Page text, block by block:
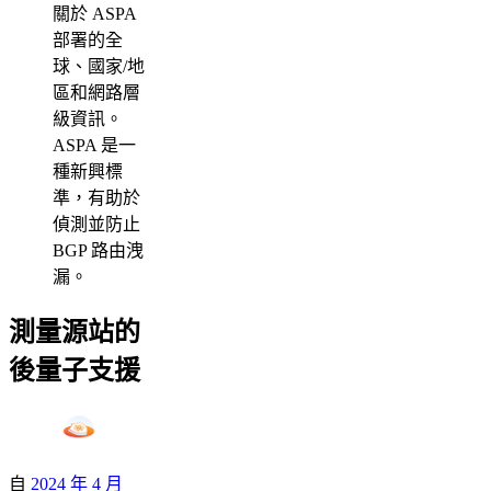
關於 ASPA
部署的全
球、國家/地
區和網路層
級資訊。
ASPA 是一
種新興標
準，有助於
偵測並防止
BGP 路由洩
漏。
測量源站的
後量子支援
自 2024 年 4 月